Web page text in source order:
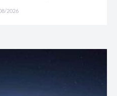
2026